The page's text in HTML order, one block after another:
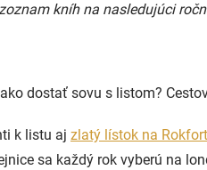
kníh na nasledujúci
dostať sovu s listom?
k listu aj zlatý lístok na
sa každý rok vyberú na